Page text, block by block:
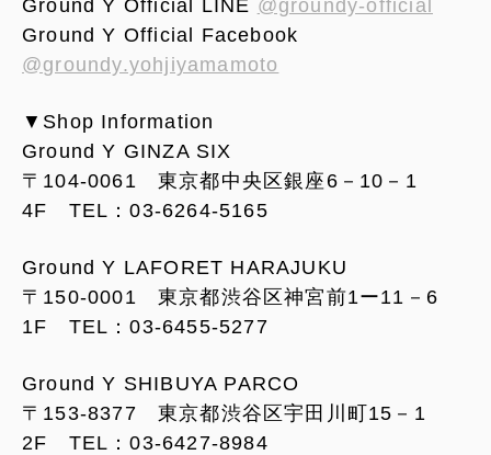
Ground Y Official LINE @groundy-official
Ground Y Official Facebook
@groundy.yohjiyamamoto
▼Shop Information
Ground Y GINZA SIX
〒104-0061 東京都中央区銀座6－10－1
4F TEL：03-6264-5165
Ground Y LAFORET HARAJUKU
〒150-0001 東京都渋谷区神宮前1ー11－6
1F TEL：03-6455-5277
Ground Y SHIBUYA PARCO
〒153-8377 東京都渋谷区宇田川町15－1
2F TEL：03-6427-8984